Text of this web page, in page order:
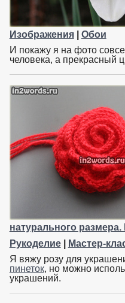
Изображения| Обои
И покажу я на фото
человека, а прекрасный
натурального
Рукоделие|
Мастер-
Я вяжу розу для
пинеток, но можно
украшений.